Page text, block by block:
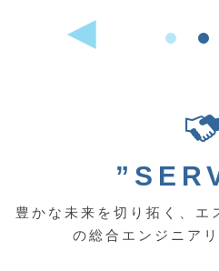
豊かな未来を切り拓く、エ
の総合エンジニア